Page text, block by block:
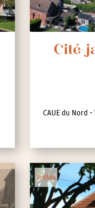
Cité-
CAUE du Nord
Visites